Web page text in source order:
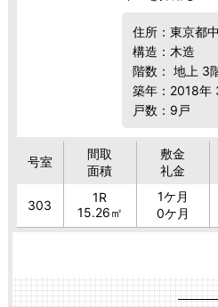
住所：東京都
構造：木造
階数： 地上 3
築年：2018年
戸数：9戸
号室
間取
面積
敷金
礼金
303
1R
15.26㎡
1ケ月
0ケ月